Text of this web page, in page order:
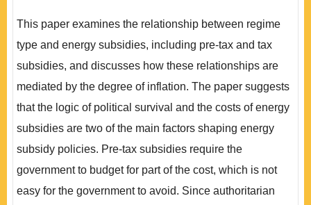
This paper examines the relationship between regime
type and energy subsidies, including pre-tax and tax
subsidies, and discusses how these relationships are
mediated by the degree of inflation. The paper suggests
that the logic of political survival and the costs of energy
subsidies are two of the main factors shaping energy
subsidy policies. Pre-tax subsidies require the
government to budget for part of the cost, which is not
easy for the government to avoid. Since authoritarian